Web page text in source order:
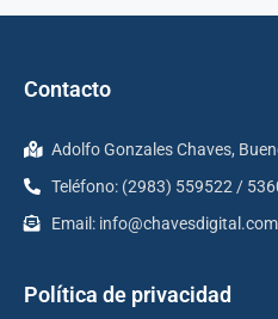
Contacto
Adolfo Gonzales Chaves,
Teléfono: (2983) 559522 /
Email:
Política de privacidad